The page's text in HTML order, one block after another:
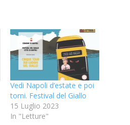
Vedi Napoli d’estate e poi
torni. Festival del Giallo
15 Luglio 2023
In "Letture"